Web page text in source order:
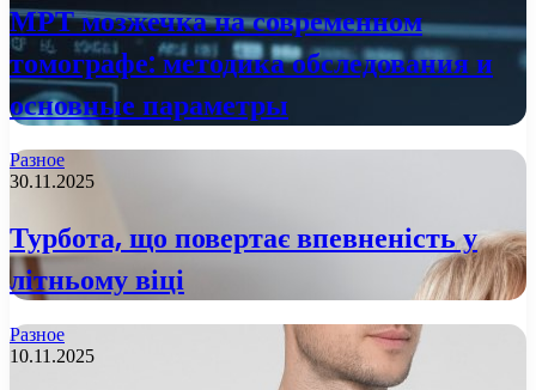
МРТ мозжечка на современном
томографе: методика обследования и
основные параметры
Разное
30.11.2025
Турбота, що повертає впевненість у
літньому віці
Разное
10.11.2025